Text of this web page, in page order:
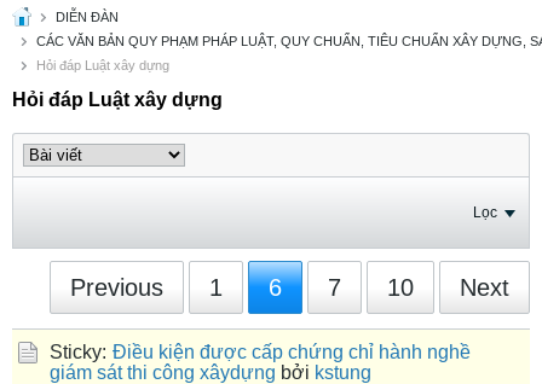
DIỄN ĐÀN
CÁC VĂN BẢN QUY PHẠM PHÁP LUẬT, QUY CHUẨN, TIÊU CHUẨN XÂY DỰNG,
Hỏi đáp Luật xây dựng
Hỏi đáp Luật xây dựng
Lọc
Previous 1 6 7 10 Next
Sticky: Điều kiện được cấp chứng chỉ hành nghề
giám sát thi công xâydựng bởi kstung